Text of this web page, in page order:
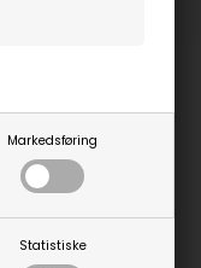
Markedsføring
Statistiske